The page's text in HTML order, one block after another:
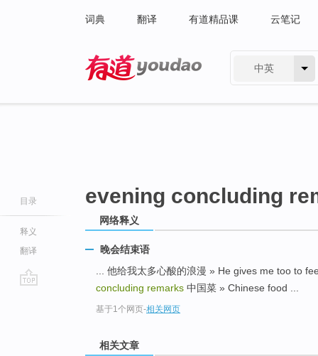
词典 翻译 有道精品课 云笔记
中英
目录
释义
翻译
evening concluding
网络释义
晚会结束语
... 他给我太多心酸的浪漫 » He gives me too to
concluding remarks 中国菜 » Chinese food ...
基于1个网页-相关网页
相关文章